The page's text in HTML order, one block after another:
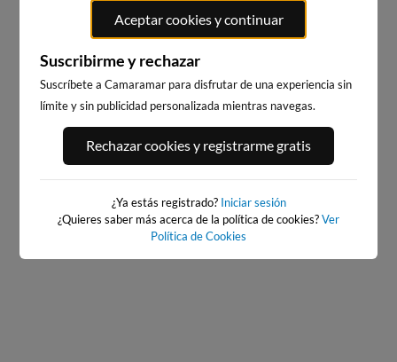
WEBCAMS CERCANAS
DE LA FRONTERA
160km · Vejer de la Frontera
562km · Baiona
0.1 m
Aceptar cookies y continuar
Suscribirme y rechazar
Suscríbete a Camaramar para disfrutar de una experiencia sin
límite y sin publicidad personalizada mientras navegas.
Rechazar cookies y registrarme gratis
¿Ya estás registrado? Iniciar sesión
¿Quieres saber más acerca de la política de cookies?Ver
Política de Cookies